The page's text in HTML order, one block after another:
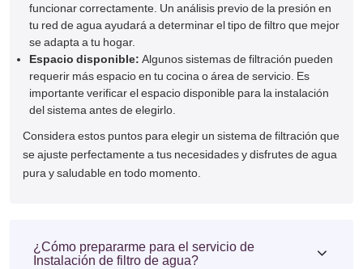
funcionar correctamente. Un análisis previo de la presión en
tu red de agua ayudará a determinar el tipo de filtro que mejor
se adapta a tu hogar.
Espacio disponible: Algunos sistemas de filtración pueden
requerir más espacio en tu cocina o área de servicio. Es
importante verificar el espacio disponible para la instalación
del sistema antes de elegirlo.
Considera estos puntos para elegir un sistema de filtración que
se ajuste perfectamente a tus necesidades y disfrutes de agua
pura y saludable en todo momento.
¿Cómo prepararme para el servicio de
Instalación de filtro de agua?